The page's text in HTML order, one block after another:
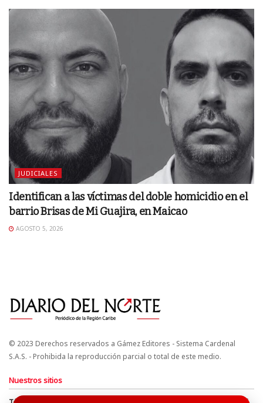
JUDICIALES
Identifican a las víctimas del doble homicidio en el
barrio Brisas de Mi Guajira, en Maicao
AGOSTO 5, 2026
© 2023 Derechos reservados a Gámez Editores - Sistema Cardenal
S.A.S. - Prohibida la reproducción parcial o total de este medio.
Nuestros sitios